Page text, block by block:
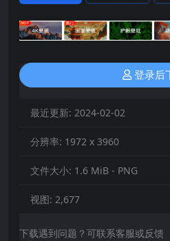
登录后
最近更新: 2024-02-02
分辨率: 1972 x 3960
文件大小: 1.6 MiB - PNG
视图: 2,677
下载遇到问题？可联系客服或反馈